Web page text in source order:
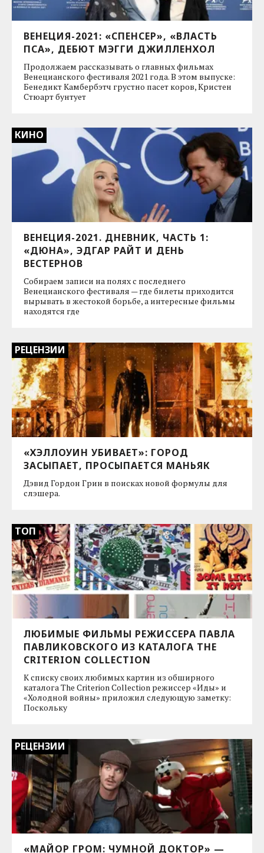
ВЕНЕЦИЯ-2021: «СПЕНСЕР», «ВЛАСТЬ
ПСА», ДЕБЮТ МЭГГИ ДЖИЛЛЕНХОЛ
Продолжаем рассказывать о главных фильмах
Венецианского фестиваля 2021 года. В этом выпуске:
Бенедикт Камбербэтч грустно пасет коров, Кристен
Стюарт бунтует
КИНО
ВЕНЕЦИЯ-2021. ДНЕВНИК, ЧАСТЬ 1:
«ДЮНА», ЭДГАР РАЙТ И ДЕНЬ
ВЕСТЕРНОВ
Собираем записи на полях с последнего
Венецианского фестиваля — где билеты приходится
вырывать в жестокой борьбе, а интересные фильмы
находятся где
РЕЦЕНЗИИ
«ХЭЛЛОУИН УБИВАЕТ»: ГОРОД
ЗАСЫПАЕТ, ПРОСЫПАЕТСЯ МАНЬЯК
Дэвид Гордон Грин в поисках новой формулы для
слэшера.
ТОП
ЛЮБИМЫЕ ФИЛЬМЫ РЕЖИССЕРА ПАВЛА
ПАВЛИКОВСКОГО ИЗ КАТАЛОГА THE
CRITERION COLLECTION
К списку своих любимых картин из обширного
каталога The Criterion Collection режиссер «Иды» и
«Холодной войны» приложил следующую заметку:
Поскольку
РЕЦЕНЗИИ
«МАЙОР ГРОМ: ЧУМНОЙ ДОКТОР» —